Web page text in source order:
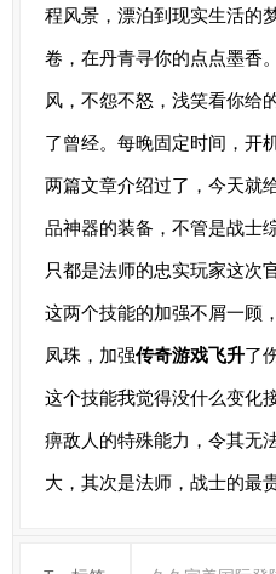
程风景，漂泊到现实生活的
卷，在丹青寻你的点点墨香
风，不怨不怒，浅笑看你给
了曾经。每晚固定时间，开
两篇文章介绍过了，今天就
品神器的装备，不管是战士
只都是法师的忠实玩家这次
这两个技能的加强不屑一顾
凤珠，加强传奇游戏飞升了
这个技能我觉得没什么变化
痹敌人的特殊能力，令其无
大，其次是法师，战士的最